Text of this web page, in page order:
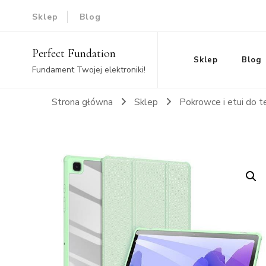
Sklep Blog
Perfect Fundation
Fundament Twojej elektroniki!
Sklep Blog
Strona główna Sklep Pokrowce i etui do